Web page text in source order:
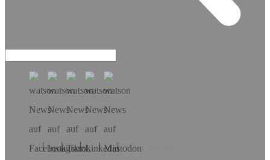
Hol dir die App!